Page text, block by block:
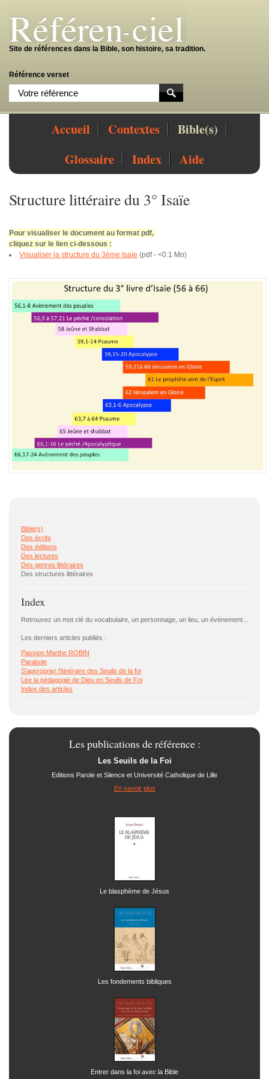
Site de références dans la Bible, son histoire, sa tradition.
Référence verset
Accueil Contextes
Bible(s)
Glossaire
Index Aide
Structure littéraire du 3° Isaïe
Pour visualiser le document au format pdf,
cliquez sur le lien ci-dessous :
Visualiser la structure du 3ème Isaïe (pdf-<0.1 Mo)
Bible(s)
Des écrits
Des éditions
Des lectures
Des genres littéraires
Des structures littéraires
Index
Retrouvez un mot clé du vocabulaire, un personnage, un lieu, un événement...
Les derniers articles publiés :
Passion Marthe ROBIN
Parabole
S'approprier l'itinéraire des Seuils de la foi
Lire la pédagogie de Dieu en Seuils de Foi
Index des articles
Les publications de référence :
Les Seuils de la Foi
Editions Parole et Silence et Université Catholique de Lille
En savoir plus
Le blasphème de Jésus
Les fondements bibliques
Entrer dans la foi avec la Bible